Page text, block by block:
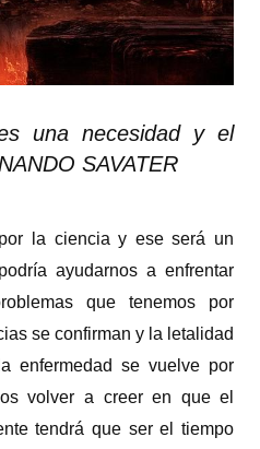
una necesidad y el
SAVATER
la ciencia y ese será un
ayudarnos a enfrentar
que tenemos por
se confirman y la letalidad
enfermedad se vuelve por
volver a creer en que el
tendrá que ser el tiempo